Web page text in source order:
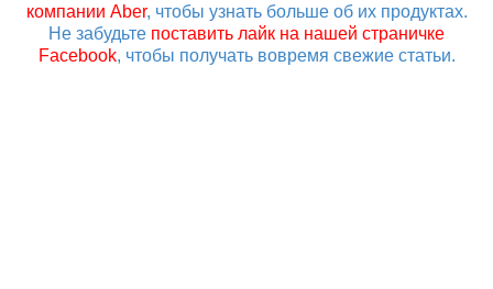
компании Aber, чтобы узнать больше об их продуктах.
Не забудьте поставить лайк на нашей страничке
Facebook, чтобы получать вовремя свежие статьи.